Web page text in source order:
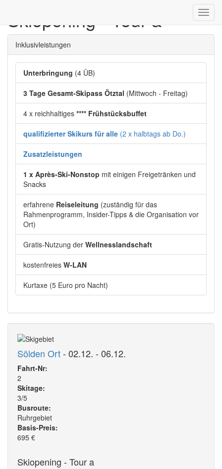
Skiopening - Tour a
Inklusivleistungen
Unterbringung (4 ÜB)
3 Tage Gesamt-Skipass Ötztal (Mittwoch - Freitag)
4 x reichhaltiges **** Frühstücksbuffet
qualifizierter Skikurs für alle (2 x halbtags ab Do.)
Zusatzleistungen
1 x Après-Ski-Nonstop mit einigen Freigetränken und
Snacks
erfahrene Reiseleitung (zuständig für das
Rahmenprogramm, Insider-Tipps & die Organisation vor
Ort)
Gratis-Nutzung der Wellnesslandschaft
kostenfreies W-LAN
Kurtaxe (5 Euro pro Nacht)
Sölden Ort- 02.12. - 06.12.
Fahrt-Nr:
2
Skitage:
3/5
Busroute:
Ruhrgebiet
Basis-Preis:
695 €
Skiopening - Tour a